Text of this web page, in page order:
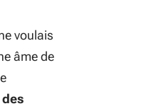
voulais
âme de